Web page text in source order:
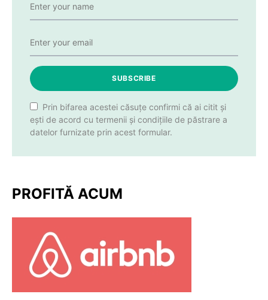
SUBSCRIBE
Prin bifarea acestei căsuțe confirmi că ai citit și
ești de acord cu termenii și condițiile de păstrare a
datelor furnizate prin acest formular.
PROFITĂ ACUM